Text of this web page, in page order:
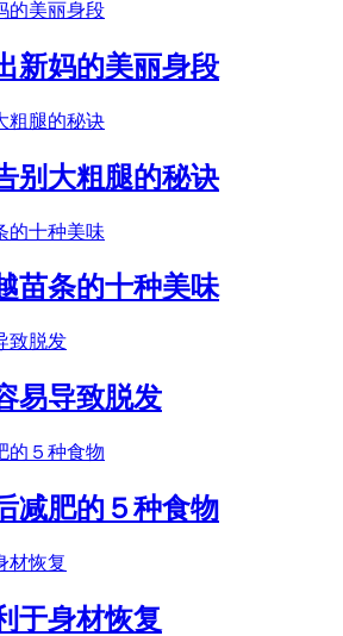
新妈的美丽身段
别大粗腿的秘诀
苗条的十种美味
易导致脱发
减肥的５种食物
于身材恢复